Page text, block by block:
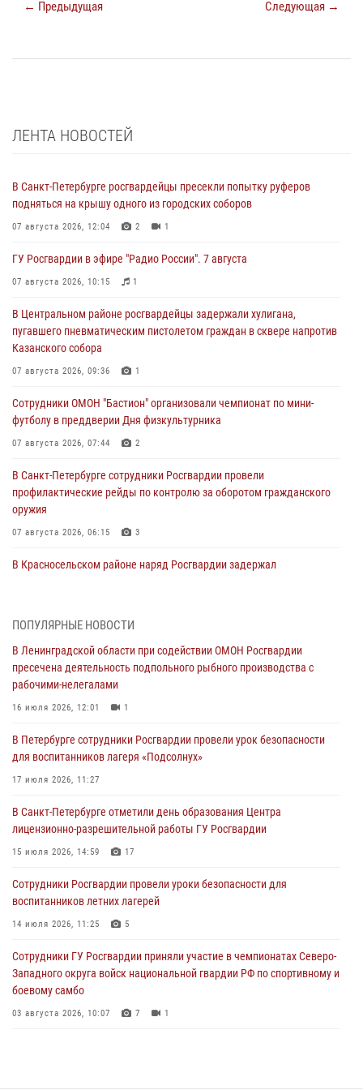
← Предыдущая Следующая →
ЛЕНТА НОВОСТЕЙ
В Санкт-Петербурге росгвардейцы пресекли попытку руферов
подняться на крышу одного из городских соборов
07 августа 2026, 12:04 2 1
ГУ Росгвардии в эфире "Радио России". 7 августа
07 августа 2026, 10:15 1
В Центральном районе росгвардейцы задержали хулигана,
пугавшего пневматическим пистолетом граждан в сквере напротив
Казанского собора
07 августа 2026, 09:36 1
Сотрудники ОМОН "Бастион" организовали чемпионат по мини-
футболу в преддверии Дня физкультурника
07 августа 2026, 07:44 2
В Санкт-Петербурге сотрудники Росгвардии провели
профилактические рейды по контролю за оборотом гражданского
оружия
07 августа 2026, 06:15 3
В Красносельском районе наряд Росгвардии задержал
06 августа 2026, 13:39 1
В Центральном районе росгвардейцы оперативно задержали
хулигана, стрелявшего из пускового устройства рядом с жилыми
домами
06 августа 2026, 11:36
Сотрудники и военнослужащие Росгвардии обеспечили
правопорядок при проведении матча "Зенит" - "Балтика"
06 августа 2026, 07:30
В Выборгском районе наряд Росгвардии обнаружил
разыскиваемый преступный автотранспорт
05 августа 2026, 12:25 2
Петербургские росгвардейцы обнаружили объявленный в розыск
автомобиль, ранее использовавшийся при совершении кражи в
Ленобласти
ПОПУЛЯРНЫЕ НОВОСТИ
В Ленинградской области при содействии ОМОН Росгвардии
пресечена деятельность подпольного рыбного производства с
рабочими-нелегалами
16 июля 2026, 12:01 1
В Петербурге сотрудники Росгвардии провели урок безопасности
для воспитанников лагеря «Подсолнух»
17 июля 2026, 11:27
В Санкт-Петербурге отметили день образования Центра
лицензионно-разрешительной работы ГУ Росгвардии
15 июля 2026, 14:59 17
Сотрудники Росгвардии провели уроки безопасности для
воспитанников летних лагерей
14 июля 2026, 11:25 5
Сотрудники ГУ Росгвардии приняли участие в чемпионатах Северо-
Западного округа войск национальной гвардии РФ по спортивному и
боевому самбо
03 августа 2026, 10:07 7 1